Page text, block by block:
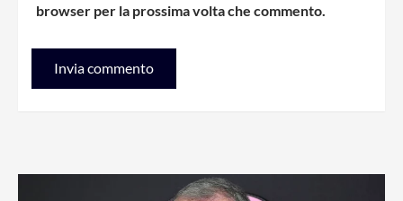
browser per la prossima volta che commento.